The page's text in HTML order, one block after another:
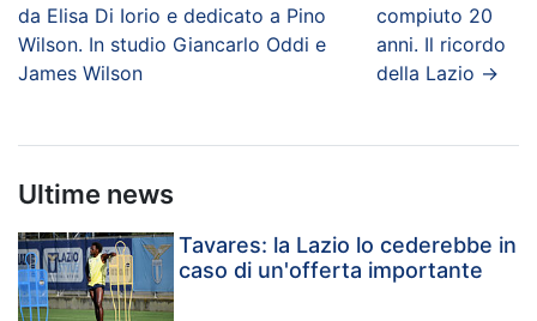
da Elisa Di Iorio e dedicato a Pino
Wilson. In studio Giancarlo Oddi e
James Wilson
compiuto 20
anni. Il ricordo
della Lazio →
Ultime news
Tavares: la Lazio lo cederebbe in
caso di un'offerta importante